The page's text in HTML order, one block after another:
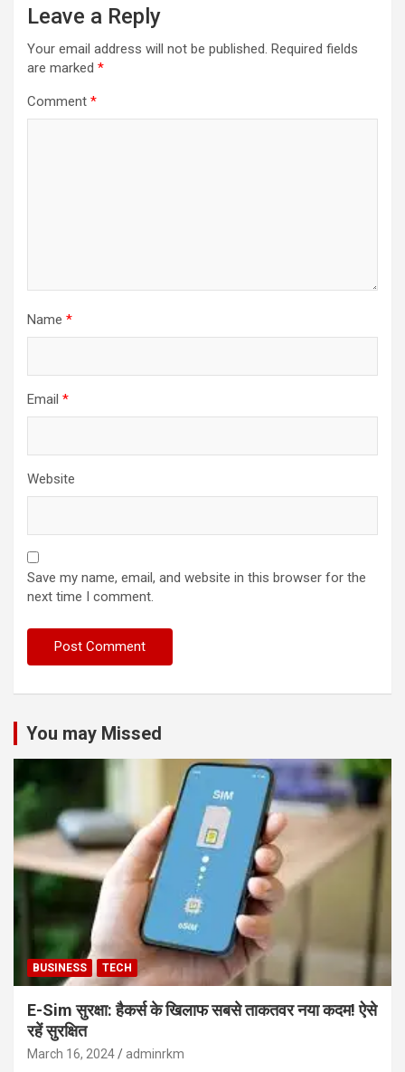
Leave a Reply
Your email address will not be published. Required fields
are marked *
Comment *
Name *
Email *
Website
Save my name, email, and website in this browser for the
next time I comment.
You may Missed
BUSINESS TECH
E-Sim सुरक्षा: हैकर्स के खिलाफ सबसे ताकतवर नया कदम! ऐसे
रहें सुरक्षित
March 16, 2024 adminrkm